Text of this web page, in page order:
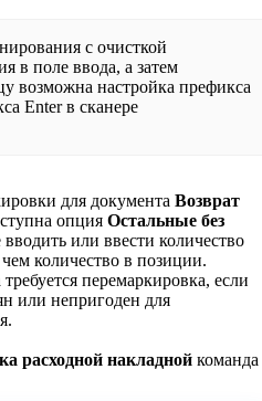
с очисткой
в поле ввода, а затем
возможна настройка префикса
Enter в сканере
для документа Возврат
опция Остальные без
вводить или ввести количество
количество в позиции.
перемаркировка, если
или непригоден для
расходной накладной команда